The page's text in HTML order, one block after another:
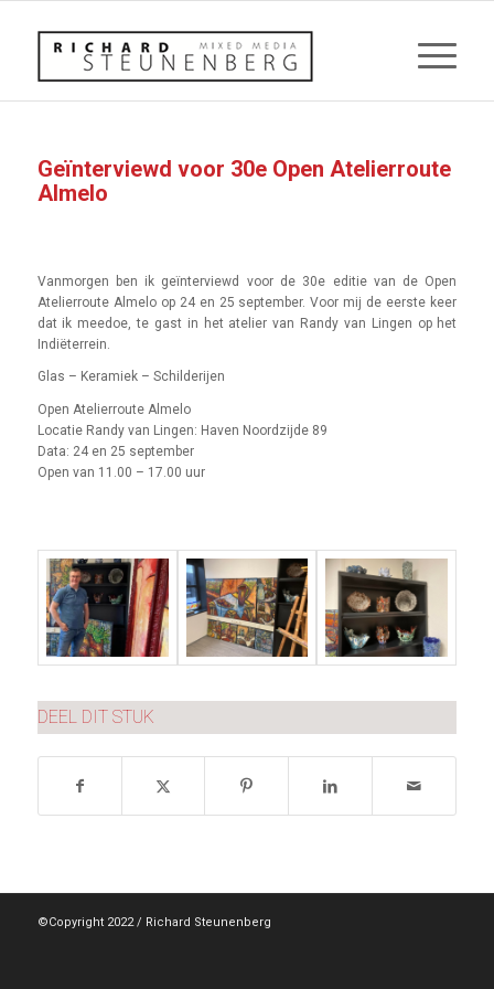
Geïnterviewd voor 30e Open Atelierroute
Almelo
Vanmorgen ben ik geïnterviewd voor de 30e editie van de Open
Atelierroute Almelo op 24 en 25 september. Voor mij de eerste keer
dat ik meedoe, te gast in het atelier van Randy van Lingen op het
Indiëterrein.
Glas – Keramiek – Schilderijen
Open Atelierroute Almelo
Locatie Randy van Lingen: Haven Noordzijde 89
Data: 24 en 25 september
Open van 11.00 – 17.00 uur
DEEL DIT STUK
©Copyright 2022 / Richard Steunenberg